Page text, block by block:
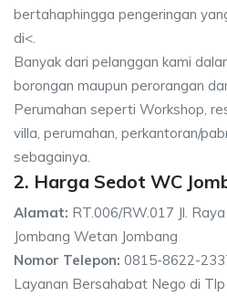
bertahaphingga pengeringan
di<.
Banyak dari pelanggan kami
borongan maupun perorangan
Perumahan seperti Workshop,
villa, perumahan, perkantoran/
sebagainya.
2. Harga Sedot WC
Alamat: RT.006/RW.017 Jl.
Jombang Wetan Jombang
Nomor Telepon: 0815-8622-
Layanan Bersahabat Nego di